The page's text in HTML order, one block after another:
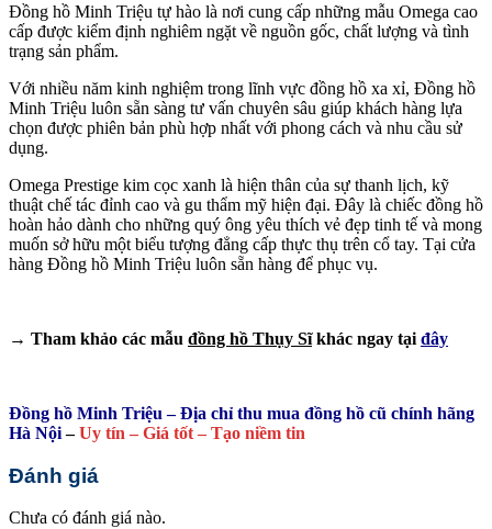
Đồng hồ Minh Triệu tự hào là nơi cung cấp những mẫu Omega cao
cấp được kiểm định nghiêm ngặt về nguồn gốc, chất lượng và tình
trạng sản phẩm.
Với nhiều năm kinh nghiệm trong lĩnh vực đồng hồ xa xỉ, Đồng hồ
Minh Triệu luôn sẵn sàng tư vấn chuyên sâu giúp khách hàng lựa
chọn được phiên bản phù hợp nhất với phong cách và nhu cầu sử
dụng.
Omega Prestige kim cọc xanh là hiện thân của sự thanh lịch, kỹ
thuật chế tác đỉnh cao và gu thẩm mỹ hiện đại. Đây là chiếc đồng hồ
hoàn hảo dành cho những quý ông yêu thích vẻ đẹp tinh tế và mong
muốn sở hữu một biểu tượng đẳng cấp thực thụ trên cổ tay. Tại cửa
hàng Đồng hồ Minh Triệu luôn sẵn hàng để phục vụ.
→ Tham khảo các mẫu đồng hồ Thụy Sĩkhác ngay tại đây
Đồng hồ Minh Triệu – Địa chỉ thu mua đồng hồ cũ chính hãng
Hà Nội–Uy tín – Giá tốt – Tạo niềm tin
Đánh giá
Chưa có đánh giá nào.